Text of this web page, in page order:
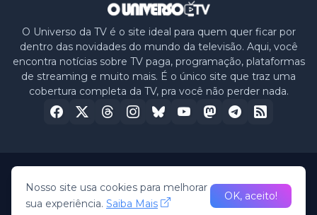
O Universo da TV é o site ideal para quem quer ficar por
dentro das novidades do mundo da televisão. Aqui, você
encontra notícias sobre TV paga, programação, plataformas
de streaming e muito mais. É o único site que traz uma
cobertura completa da TV, pra você não perder nada.
© 2026 -O Universo da TV • All Rights Reserved
HomeSobre nósPolítica de PrivacidadeContato
Nosso site usa cookies para melhorar
sua experiência. Saiba Mais
OK, aceito!